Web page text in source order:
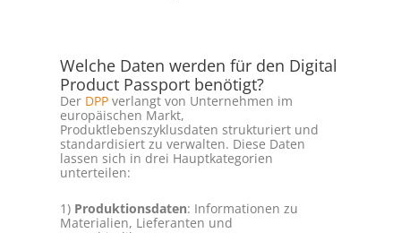
Welche Daten werden für den Digital
Product Passport benötigt?
Der DPPverlangt von Unternehmen im
europäischen Markt,
Produktlebenszyklusdaten strukturiert und
standardisiert zu verwalten. Diese Daten
lassen sich in drei Hauptkategorien
unterteilen:
1) Produktionsdaten: Informationen zu
Materialien, Lieferanten und